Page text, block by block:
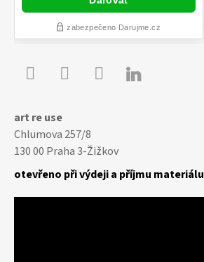

art re use
Chlumova 257/8
130 00 Praha 3-Žižkov
otevřeno při výdeji a příjmu materiálu